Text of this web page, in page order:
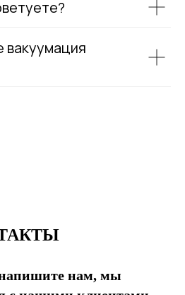
вакуумация
нам, мы